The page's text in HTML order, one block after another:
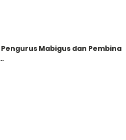
Mabigus dan Pembina